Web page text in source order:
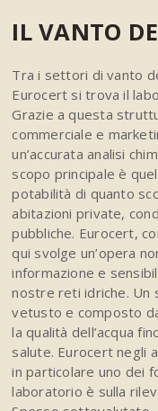
IL VANTO
Tra i settori di vanto
Eurocert si trova il
Grazie a questa
commerciale e
un’accurata analisi
scopo principale è
potabilità di quanto
abitazioni private,
pubbliche. Eurocert,
qui svolge un’opera
informazione e
nostre reti idriche. Un
vetusto e composto
la qualità dell’acqua
salute. Eurocert negli
in particolare uno dei
laboratorio è sulla